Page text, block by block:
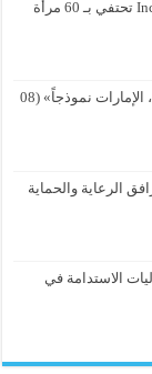
Inc. Arabia Women Of Influence 2026 تحتفي بـ 60 مرأة
فصول من كتاب «الوطنيّة والمُواطَنة، الإمارات نموذجاً» (08
الرعاية والحماية
الاستدامة في